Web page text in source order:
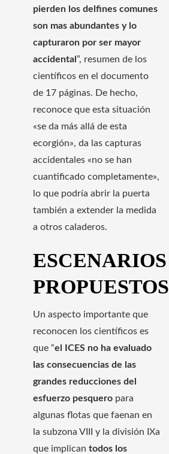
pierden los delfines comunes
son mas abundantes y lo
capturaron por ser mayor
accidental ”, resumen de los
científicos en el documento
de 17 páginas. De hecho,
reconoce que esta situación
«se da más allá de esta
ecorgión», da las capturas
accidentales «no se han
cuantificado completamente»,
lo que podría abrir la puerta
también a extender la medida
a otros caladeros.
ESCENARIOS
PROPUESTOS
Un aspecto importante que
reconocen los científicos es
que “el ICES no ha evaluado
las consecuencias de las
grandes reducciones del
esfuerzo pesquero para
algunas flotas que faenan en
la subzona VIII y la división IXa
que implican todos los